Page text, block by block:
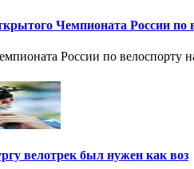
Чемпионата России по
России по велоспорту
велотрек был нужен как воз